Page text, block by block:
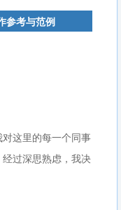
参考与范例
这里的每一个同事
过深思熟虑，我决